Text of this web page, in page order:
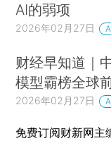
AI的弱项
2026年02月27日
财经早知道｜
模型霸榜全球
2026年02月27日
免费订阅财新网主